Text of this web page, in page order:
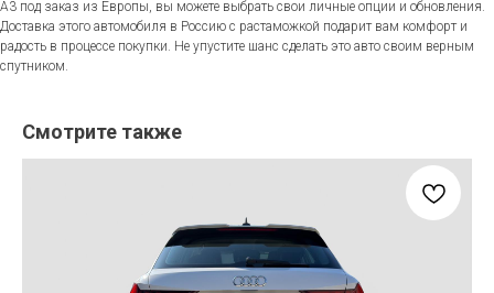
A3 под заказ из Европы, вы можете выбрать свои личные опции и обновления.
Доставка этого автомобиля в Россию с растаможкой подарит вам комфорт и
радость в процессе покупки. Не упустите шанс сделать это авто своим верным
спутником.
Смотрите также